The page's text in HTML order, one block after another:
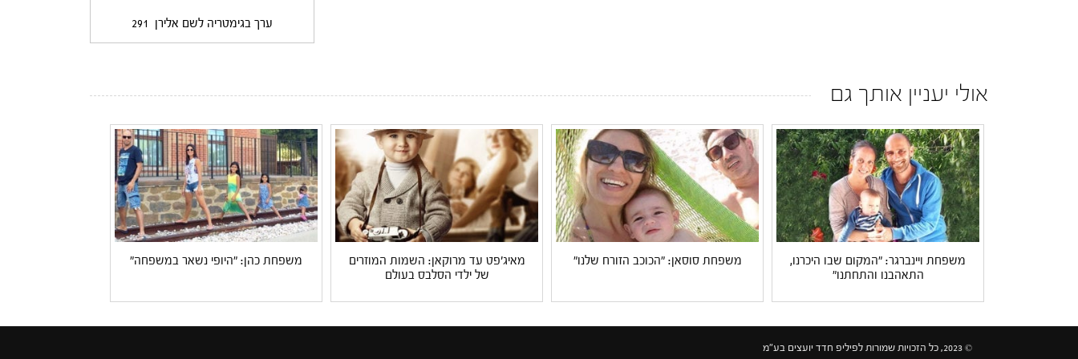
ערך בגימטריה לשם אלירן 291
אולי יעניין אותך גם
משפחת ויינברגר: "המקום שבו היכרנו,
התאהבנו והתחתנו"
משפחת סוסאן: "הכוכב הזורח שלנו"
מאיג'פט עד מרוקאן: השמות המוזרים
של ילדי הסלבס בעולם
משפחת כהן: "היופי נשאר במשפחה"
© 2023, כל הזכויות שמורות לפיליפ חדד יועצים בע"מ